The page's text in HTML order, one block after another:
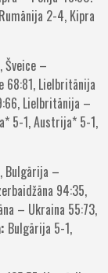
2-4, Kipra
Šveice –
68:81, Lielbritānija
Lielbritānija –
5-1, Austrija* 5-1,
Bulgārija –
94:35,
– Ukraina 55:73,
Bulgārija 5-1,